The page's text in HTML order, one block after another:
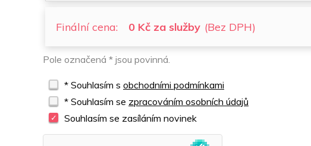
Finální cena: 0 Kč za služby (Bez DPH)
Pole označená * jsou povinná.
* Souhlasím s obchodními podmínkami
* Souhlasím se zpracováním osobních údajů
Souhlasím se zasíláním novinek